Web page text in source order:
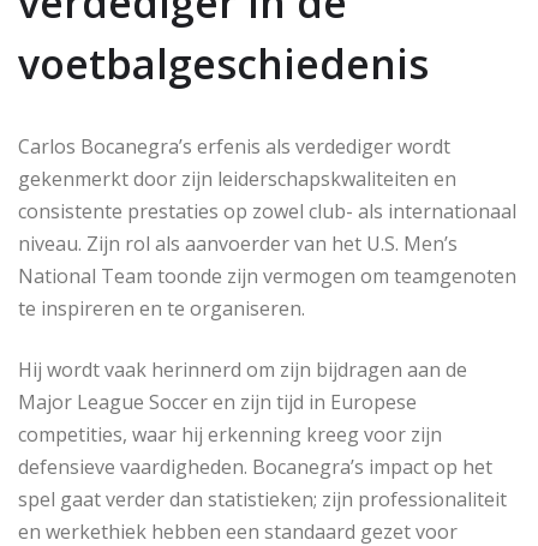
voetbalgeschiedenis
Carlos Bocanegra’s erfenis als verdediger wordt
gekenmerkt door zijn leiderschapskwaliteiten en
consistente prestaties op zowel club- als internationaal
niveau. Zijn rol als aanvoerder van het U.S. Men’s
National Team toonde zijn vermogen om teamgenoten
te inspireren en te organiseren.
Hij wordt vaak herinnerd om zijn bijdragen aan de
Major League Soccer en zijn tijd in Europese
competities, waar hij erkenning kreeg voor zijn
defensieve vaardigheden. Bocanegra’s impact op het
spel gaat verder dan statistieken; zijn professionaliteit
en werkethiek hebben een standaard gezet voor